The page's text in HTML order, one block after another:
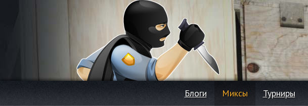
Блоги Миксы Турниры